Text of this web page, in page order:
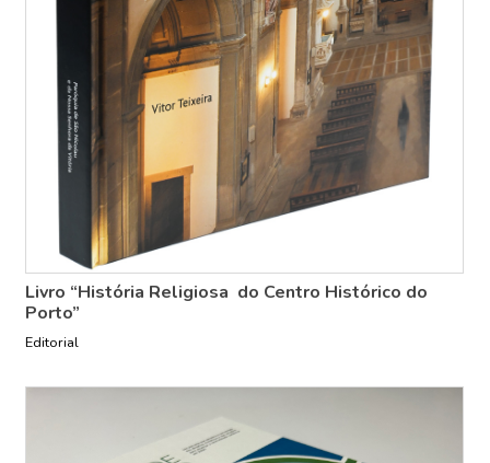
Livro “História Religiosa do Centro Histórico do
Porto”
Editorial